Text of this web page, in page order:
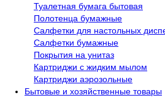
Туалетная бумага бытовая
Полотенца бумажные
Салфетки для настольных
Салфетки бумажные
Покрытия на унитаз
Картриджи с жидким мылом
Картриджи аэрозольные
Бытовые и хозяйственные товары